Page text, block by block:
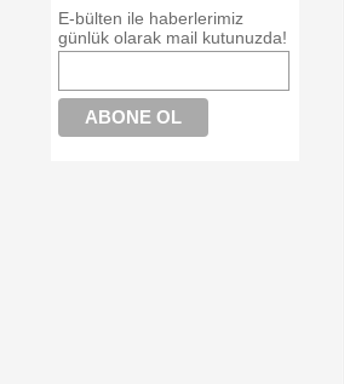
E-bülten ile haberlerimiz
günlük olarak mail kutunuzda!